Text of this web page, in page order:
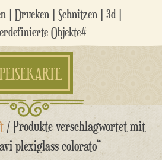
| Drucken | Schnitzen | 3d |
Objekte#
/ Produkte verschlagwortet mit
plexiglass colorato“